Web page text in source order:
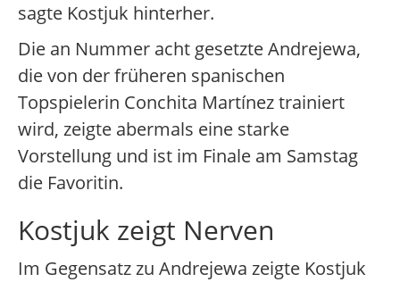
sagte Kostjuk hinterher.
Die an Nummer acht gesetzte Andrejewa,
die von der früheren spanischen
Topspielerin Conchita Martínez trainiert
wird, zeigte abermals eine starke
Vorstellung und ist im Finale am Samstag
die Favoritin.
Kostjuk zeigt Nerven
Im Gegensatz zu Andrejewa zeigte Kostjuk